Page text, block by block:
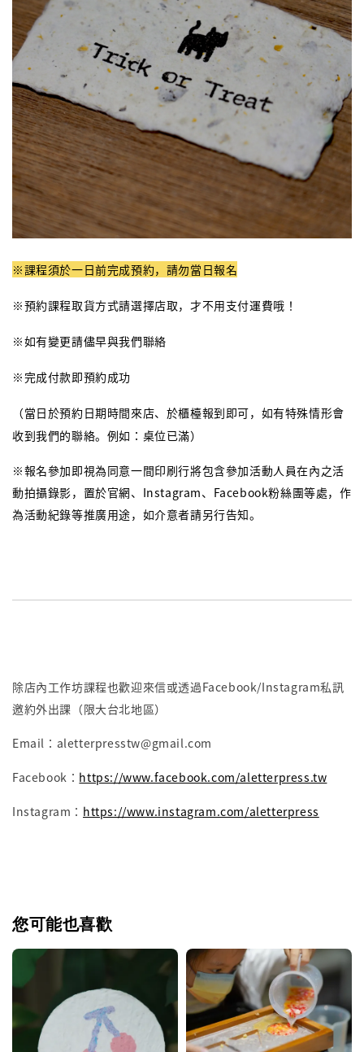
※課程須於一日前完成預約，請勿當日報名
※預約課程取貨方式請選擇店取，才不用支付運費哦！
※如有變更請儘早與我們聯絡
※完成付款即預約成功
（當日於預約日期時間來店、於櫃檯報到即可，如有特殊情形會
收到我們的聯絡。例如：桌位已滿）
※報名參加即視為同意一間印刷行將包含參加活動人員在內之活
動拍攝錄影，置於官網、Instagram、Facebook粉絲團等處，作
為活動紀錄等推廣用途，如介意者請另行告知。
除店內工作坊課程也歡迎來信或透過Facebook/Instagram私訊
邀約外出課（限大台北地區）
Email：aletterpresstw@gmail.com
Facebook： https://www.facebook.com/aletterpress.tw
Instagram： https://www.instagram.com/aletterpress
您可能也喜歡